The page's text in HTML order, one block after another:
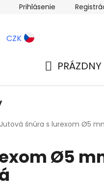
Blog
Prihlásenie
CZK
Jutová šnúra s lurexom Ø5
Ø5